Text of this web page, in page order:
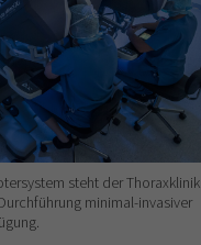
steht der Thoraxklinik
minimal-invasiver